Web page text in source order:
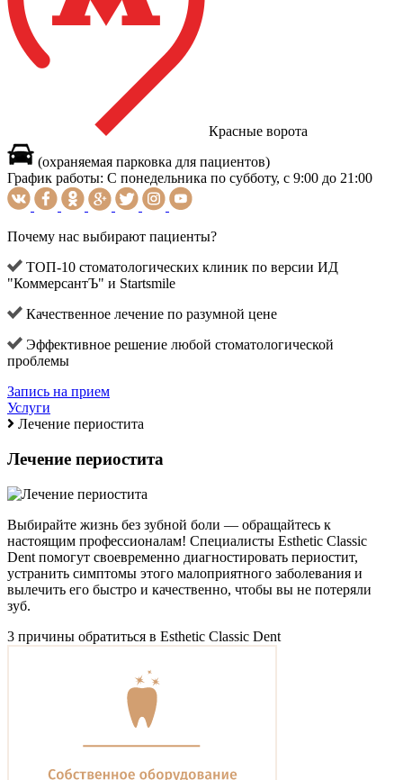
Красные ворота
(охраняемая парковка для пациентов)
График работы: С понедельника по субботу, с 9:00 до 21:00
Почему нас выбирают пациенты?
ТОП-10 стоматологических клиник по версии ИД
"КоммерсантЪ" и Startsmile
Качественное лечение по разумной цене
Эффективное решение любой стоматологической
проблемы
Запись на прием
Услуги
Лечение периостита
Лечение периостита
Выбирайте жизнь без зубной боли — обращайтесь к
настоящим профессионалам! Специалисты Esthetic Classic
Dent помогут своевременно диагностировать периостит,
устранить симптомы этого малоприятного заболевания и
вылечить его быстро и качественно, чтобы вы не потеряли
зуб.
3 причины обратиться в Esthetic Classic Dent